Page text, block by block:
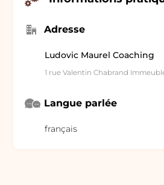
Adresse
Ludovic Maurel Coaching
1 rue Valentin Chabrand
Langue parlée
français